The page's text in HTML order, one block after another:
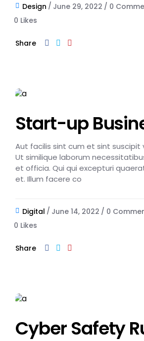
Design June 29, 2022 0
0 Likes
Share
Start-up
Aut facilis sint cum et sint suscipit
Ut similique laborum
et officia. Qui qui excepturi
et. Illum facere co
Digital June 14, 2022 0
0 Likes
Share
Cyber Safety